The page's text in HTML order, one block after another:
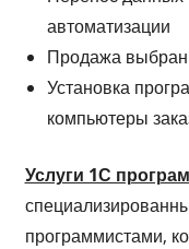
автоматизации
Продажа
Установка
компьютеры
Услуги 1С
программистами,